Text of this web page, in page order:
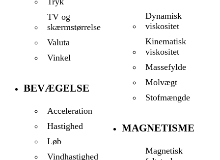
TV og
skærmstørrelse
Valuta
Vinkel
BEVÆGELSE
Acceleration
Hastighed
Løb
Vindhastighed
Dynamisk
viskositet
Kinematisk
viskositet
Massefylde
Molvægt
Stofmængde
MAGNETISME
Magnetisk